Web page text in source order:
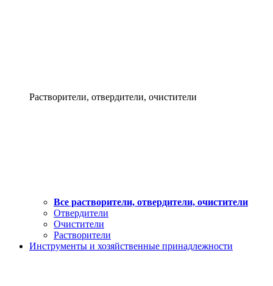
Растворители, отвердители, очистители
Все растворители, отвердители, очистители
Отвердители
Очистители
Растворители
Инструменты и хозяйственные принадлежности